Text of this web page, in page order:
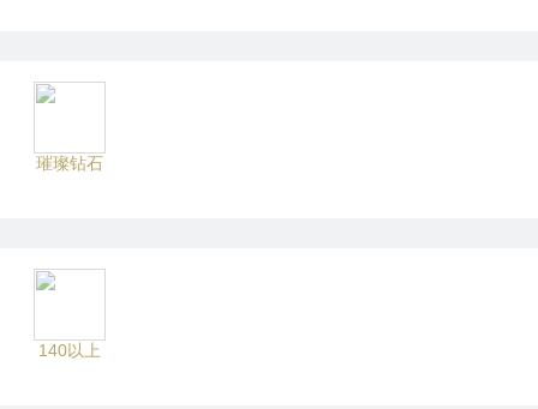
璀璨钻石
140以上